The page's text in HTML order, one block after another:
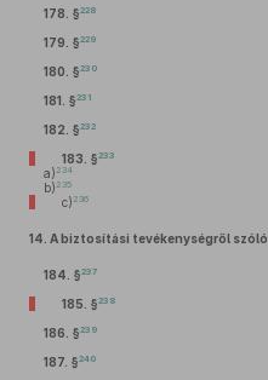
178. §228
179. §229
180. §230
181. §231
182. §232
183. §233
a) 234
b) 235
c) 236
14. A biztosítási tevékenységről szóló
184. §237
185. §238
186. §239
187. §240